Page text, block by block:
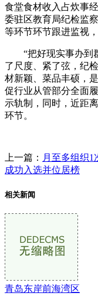
食堂食材收入占炊事
委驻区教育局纪检监
等环节环节跟进监视，
“把好现实事办到群
了尺度、紧了弦，纪
材新颖、菜品丰硕，
促行业从管部分全面
示轨制，同时，近距
环节。
上一篇： 月至多组织1
成功入选并位居榜
相关新闻
青岛东岸前海湾区